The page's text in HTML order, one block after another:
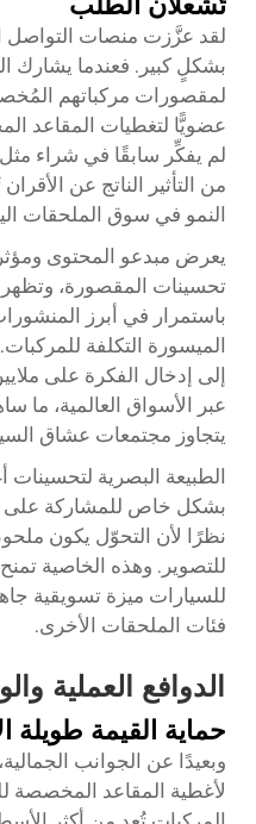
لقد عزَّزت منصات التواصل
بشكلٍ كبير. فعندما يشارك
لمقصورات مركباتهم
عضويًّا لتغطيات المقاعد
لم يفكِّر سابقًا في شراء
من التأثير الناتج عن
النمو في سوق الملحقات
يعرض مبدعو المحتوى
تحسينات المقصورة،
باستمرار في أبرز
الميسورة التكلفة
إلى إدخال الفكرة على
عبر الأسواق العالمية، ما
يتجاوز مجتمعات عشاق
الطبيعة البصرية لتحسينات
بشكل خاص للمشاركة على
للتصوير. وهذه الخاصية
للسيارات ميزة تسويقية
فئات الملحقات الأخرى.
الدوافع العملية
حماية القيمة طويلة
وبعيدًا عن الجوانب
لأغطية المقاعد المخصصة